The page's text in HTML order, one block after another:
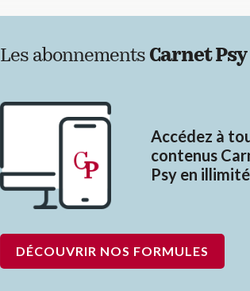
Les abonnements Carnet Psy
Accédez à
contenus
Psy en
DÉCOUVRIR NOS FORMULES